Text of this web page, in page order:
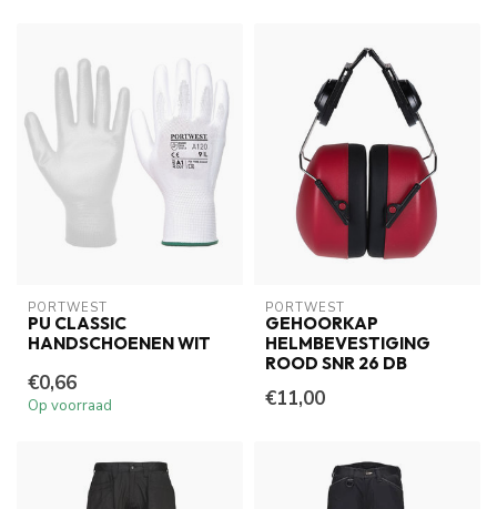
PORTWEST
PU CLASSIC
HANDSCHOENEN WIT
€0,66
Op voorraad
PORTWEST
GEHOORKAP
HELMBEVESTIGING
ROOD SNR 26 DB
€11,00